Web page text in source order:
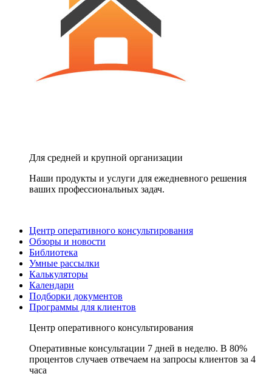
Для средней и крупной организации
Наши продукты и услуги для ежедневного решения
ваших профессиональных задач.
Центр оперативного консультирования
Обзоры и новости
Библиотека
Умные рассылки
Калькуляторы
Календари
Подборки документов
Программы для клиентов
Центр оперативного консультирования
Оперативные консультации 7 дней в неделю. В 80%
процентов случаев отвечаем на запросы клиентов за 4
часа